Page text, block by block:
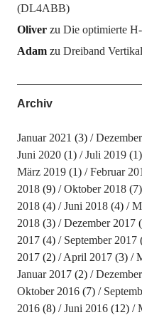
(DL4ABB)
Oliverzu Die optimierte
Adamzu Dreiband
Archiv
Januar 2021 (3)
Juni 2020(1) Juli 2019(1)
März 2019(1) Februar
2018(9) Oktober 2018(7)
2018(4) Juni 2018(4)
2018(3) Dezember 2017
2017(4) September 2017
2017(2) April 2017(3)
Januar 2017(2)
Oktober 2016(7)
2016(8) Juni 2016(12)